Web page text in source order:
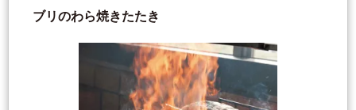
ブリのわら焼きたたき